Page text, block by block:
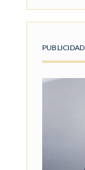
PUBLICIDAD